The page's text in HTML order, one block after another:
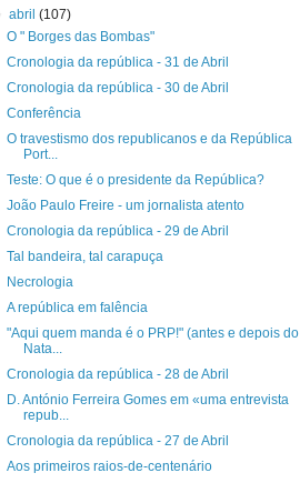
abril(107)
O " Borges das Bombas"
Cronologia da república - 31 de Abril
Cronologia da república - 30 de Abril
Conferência
O travestismo dos republicanos e da República
Port...
Teste: O que é o presidente da República?
João Paulo Freire - um jornalista atento
Cronologia da república - 29 de Abril
Tal bandeira, tal carapuça
Necrologia
A república em falência
"Aqui quem manda é o PRP!" (antes e depois do
Nata...
Cronologia da república - 28 de Abril
D. António Ferreira Gomes em «uma entrevista
repub...
Cronologia da república - 27 de Abril
Aos primeiros raios-de-centenário